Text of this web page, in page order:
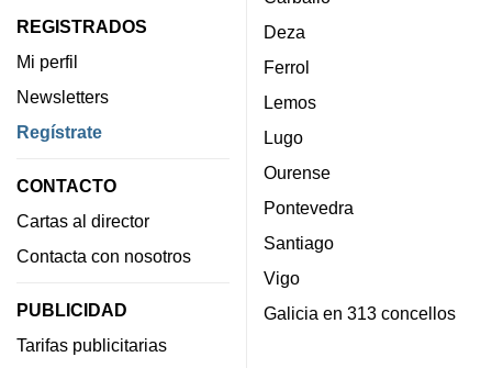
REGISTRADOS
Mi perfil
Newsletters
Regístrate
CONTACTO
Cartas al director
Contacta con nosotros
PUBLICIDAD
Tarifas publicitarias
Deza
Ferrol
Lemos
Lugo
Ourense
Pontevedra
Santiago
Vigo
Galicia en 313 concellos